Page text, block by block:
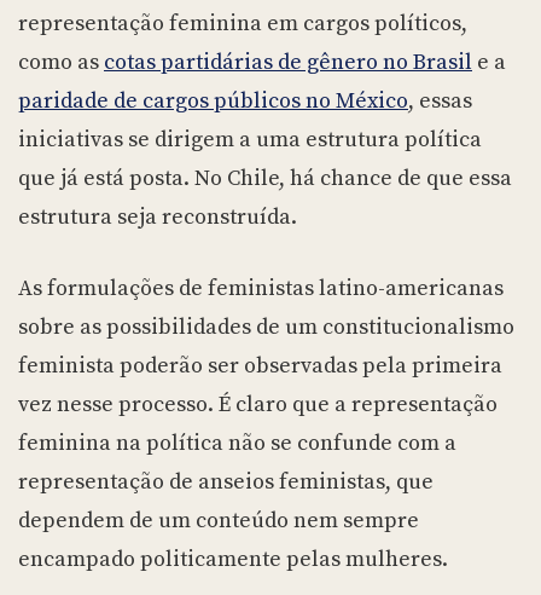
representação feminina em cargos políticos,
como as cotas partidárias de gênero no Brasil e a
paridade de cargos públicos no México, essas
iniciativas se dirigem a uma estrutura política
que já está posta. No Chile, há chance de que essa
estrutura seja reconstruída.
As formulações de feministas latino-americanas
sobre as possibilidades de um constitucionalismo
feminista poderão ser observadas pela primeira
vez nesse processo. É claro que a representação
feminina na política não se confunde com a
representação de anseios feministas, que
dependem de um conteúdo nem sempre
encampado politicamente pelas mulheres.